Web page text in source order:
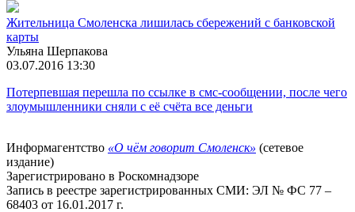
Жительница Смоленска лишилась сбережений с банковской
карты
Ульяна Шерпакова
03.07.2016 13:30
Потерпевшая перешла по ссылке в смс-сообщении, после чего
злоумышленники сняли с её счёта все деньги
Информагентство «О чём говорит Смоленск» (сетевое
издание)
Зарегистрировано в Роскомнадзоре
Запись в реестре зарегистрированных СМИ: ЭЛ № ФС 77 –
68403 от 16.01.2017 г.